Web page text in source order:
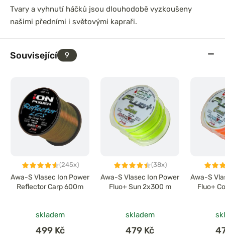
Tvary a vyhnutí háčků jsou dlouhodobě vyzkoušeny
našimi předními i světovými kapraři.
Související 9
(245x)
Awa-S Vlasec Ion Power
Reflector Carp 600m
skladem
499 Kč
(38x)
Awa-S Vlasec Ion Power
Fluo+ Sun 2x300 m
skladem
479 Kč
Awa-S
Fluo+